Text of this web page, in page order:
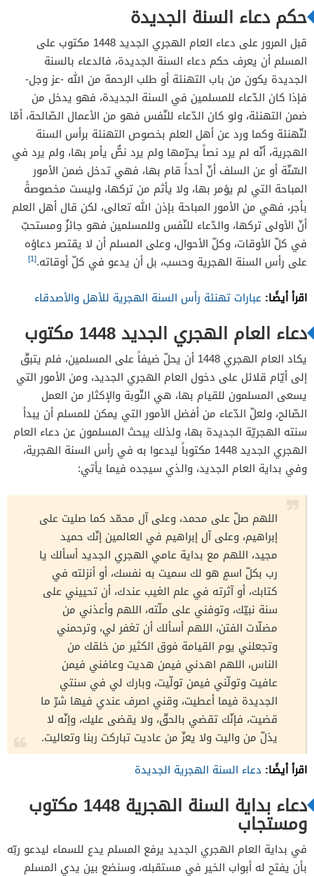
حكم دعاء السنة الجديدة
قبل المرور على دعاء العام الهجري الجديد 1448 مكتوب على
المسلم أن يعرف حكم دعاء السنة الجديدة، فالدعاء بالسنة
الجديدة يكون من باب التهنئة أو طلب الرحمة من الله -عز وجل-
فإذا كان الدّعاء للمسلمين في السنة الجديدة، فهو يدخل من
ضمن التهنئة، ولو كان الدّعاء للنّفس فهو من الأعمال الصّالحة، أمّا
لتّهنئة وكما ورد عن أهل العلم بخصوص التهنئة برأس السنة
الهجرية، أنّه لم يرد نصاً يحرّمها ولم يرد نصٌّ يأمر بها، ولم يرد في
السّنّة أو عن السلف أنّ أحداً قام بها، فهي تدخل ضمن الأمور
المباحة التي لم يؤمر بها، ولا يأثم من تركها، وليست مخصوصةً
بأجر، فهي من الأمور المباحة بإذن الله تعالى، لكن قال أهل العلم
أنّ الأولى تركها، والدّعاء للنّفس وللمسلمين فهو جائزٌ ومستحبّ
في كلّ الأوقات، وكلّ الأحوال، وعلى المسلم أن لا يقتصر دعاؤه
على رأس السنة الهجرية وحسب، بل أن يدعو في كلّ أوقاته.[1]
اقرأ أيضًا: عبارات تهنئة رأس السنة الهجرية للأهل والأصدقاء
دعاء العام الهجري الجديد 1448 مكتوب
يكاد العام الهجري 1448 أن يحلّ ضيفاً على المسلمين، فلم يتبقّ
إلى أيّام قلائل على دخول العام الهجري الجديد، ومن الأمور التي
يسعى المسلمون للقيام بها، هي التّوبة والإكثار من العمل
الصّالح، ولعلّ الدّعاء من أفضل الأمور التي يمكن للمسلم أن يبدأ
سنته الهجريّة الجديدة بها، ولذلك يبحث المسلمون عن دعاء العام
الهجري الجديد 1448 مكتوباً ليدعوا به في رأس السنة الهجرية،
وفي بداية العام الجديد، والذي سيجده فيما يأتي:
اللهم صلّ على محمد، وعلى آل محمّد كما صليت على
إبراهيم، وعلى آل إبراهيم في العالمين إنّك حميد
مجيد، اللهم مع بداية عامي الهجري الجديد أسألك يا
رب بكلّ اسمٍ هو لك سميت به نفسك، أو أنزلته في
كتابك، أو آثرته في علم الغيب عندك، أن تحييني على
سنة نبيّك، وتوفني على ملّته، اللهم وأعذني من
مضلّات الفتن، اللهم أسألك أن تغفر لي، وترحمني
وتجعلني يوم القيامة فوق الكثير من خلقك من
الناس، اللهم اهدني فيمن هديت وعافني فيمن
عافيت وتولّني فيمن تولّيت، وبارك لي في سنتي
الجديدة فيما أعطيت، وقني اصرف عندي فيها شرّ ما
قضيت، فإنّك تقضي بالحقّ، ولا يقضى عليك، وإنّه لا
يذلّ من واليت ولا يعزّ من عاديت تباركت ربنا وتعاليت.
اقرأ أيضًا: دعاء السنة الهجرية الجديدة
دعاء بداية السنة الهجرية 1448 مكتوب
ومستجاب
في بداية العام الهجري الجديد يرفع المسلم يدع للسماء ليدعو ربّه
بأن يفتح له أبواب الخير في مستقبله، وسنضع بين يدي المسلم